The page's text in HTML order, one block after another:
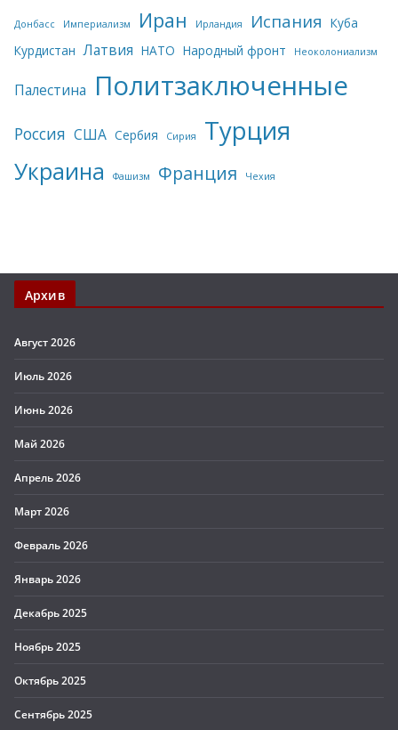
Донбасс Империализм Иран Ирландия Испания Куба
Курдистан Латвия НАТО Народный фронт Неоколониализм
Палестина Политзаключенные
Россия США Сербия Сирия Турция
Украина Фашизм Франция Чехия
Архив
Август 2026
Июль 2026
Июнь 2026
Май 2026
Апрель 2026
Март 2026
Февраль 2026
Январь 2026
Декабрь 2025
Ноябрь 2025
Октябрь 2025
Сентябрь 2025